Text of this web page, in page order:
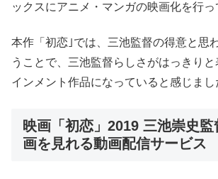
ックスにアニメ・マンガの映画化を行っ
本作「初恋｣では、三池監督の得意と思
うことで、三池監督らしさがはっきり
インメント作品になっていると感じまし
映画「初恋」2019 三池崇史
画を見れる動画配信サービス